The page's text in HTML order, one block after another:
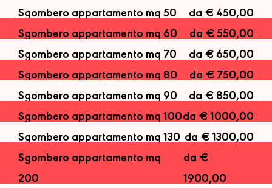
Sgombero appartamento mq 50
da € 450,00
Sgombero appartamento mq 60
da € 550,00
Sgombero appartamento mq 70
da € 650,00
Sgombero appartamento mq 80
da € 750,00
Sgombero appartamento mq 90
da € 850,00
Sgombero appartamento mq 100da € 1000,00
Sgombero appartamento mq 130 da € 1300,00
Sgombero appartamento mq
200
da €
1900,00